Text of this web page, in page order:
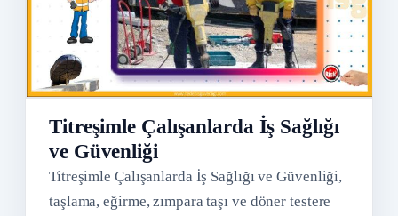
Titreşimle Çalışanlarda İş Sağlığı
ve Güvenliği
Titreşimle Çalışanlarda İş Sağlığı ve Güvenliği,
taşlama, eğirme, zımpara taşı ve döner testere